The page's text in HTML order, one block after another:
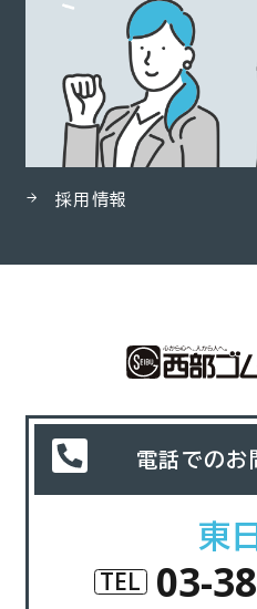
採用情報
電話でのお
東
TEL 03-